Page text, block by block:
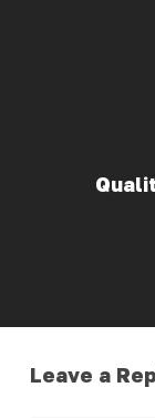
Leave a